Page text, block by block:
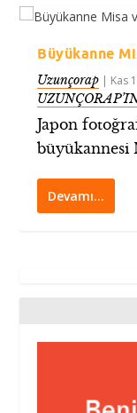
Büyükanne
Uzunçorap | Kas
Japon
büyükannesi
Devamı…